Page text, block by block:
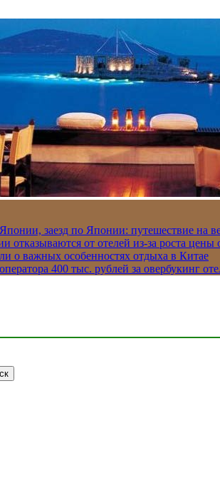
заезд по Японии: путешествие на
отказываются от отелей из-за роста цены
о важных особенностях отдыха в Китае
400 тыс. рублей за овербукинг